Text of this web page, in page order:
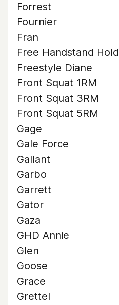
Forrest
Fournier
Fran
Free Handstand Hold
Freestyle Diane
Front Squat 1RM
Front Squat 3RM
Front Squat 5RM
Gage
Gale Force
Gallant
Garbo
Garrett
Gator
Gaza
GHD Annie
Glen
Goose
Grace
Grettel